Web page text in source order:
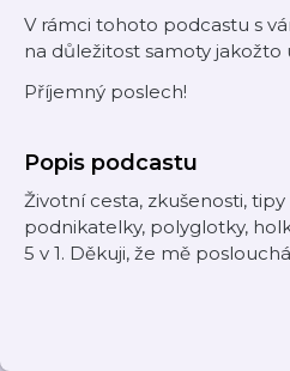
V rámci tohoto podcastu s
na důležitost samoty jakožto
Příjemný poslech!
Popis podcastu
Životní cesta, zkušenosti,
podnikatelky, polyglotky,
5 v 1. Děkuji, že mě